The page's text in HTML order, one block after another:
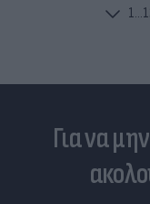
1...
Για να